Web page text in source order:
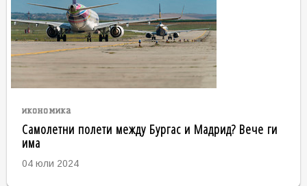
икономика
Самолетни полети между Бургас и Мадрид? Вече ги
има
04 юли 2024